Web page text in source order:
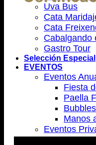
Uva Bus
Cata
Cata
Cabalgando
Gastro Tour
Selección Especial
EVENTOS
Eventos
Fiesta
Paella
Manos
Eventos